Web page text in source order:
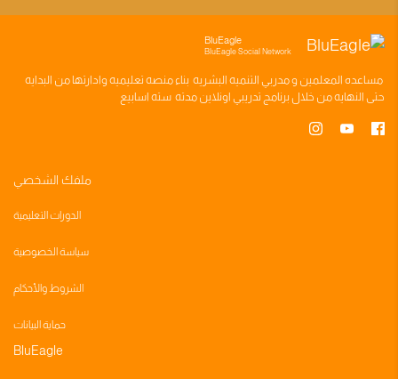
BluEagle
BluEagle Social Network
مساعده المعلمين ومدربي التنميه البشريه بناءمنصه تعليميه وادارتها من البدايه
حتى النهايه من خلال برنامج تدريبي اونلاين مدته سته اسابيع
ملفك الشخصي
الدورات التعليمية
سياسة الخصوصية
الشروط والأحكام
حماية البيانات
BluEagle